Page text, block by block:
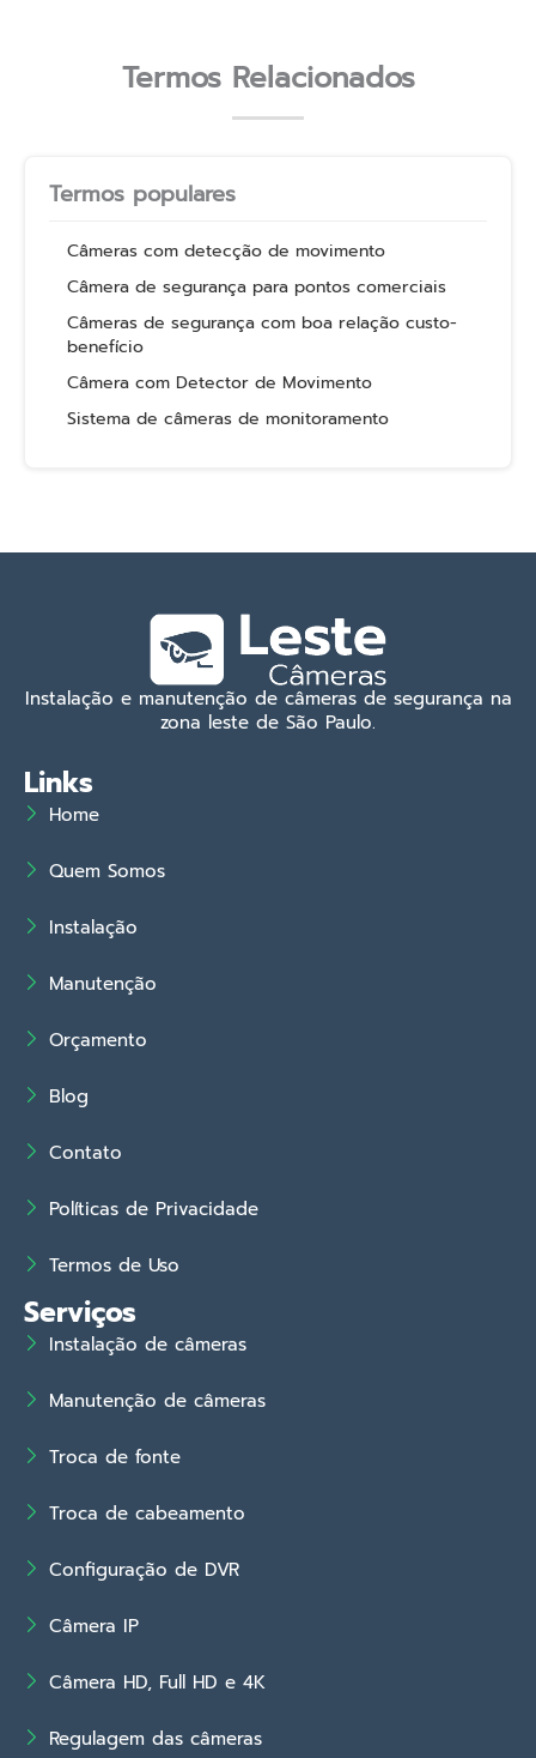
Termos Relacionados
Termos populares
Câmeras com detecção de movimento
Câmera de segurança para pontos comerciais
Câmeras de segurança com boa relação custo-
benefício
Câmera com Detector de Movimento
Sistema de câmeras de monitoramento
Instalação e manutenção de câmeras de segurança na
zona leste de São Paulo.
Links
Home
Quem Somos
Instalação
Manutenção
Orçamento
Blog
Contato
Políticas de Privacidade
Termos de Uso
Serviços
Instalação de câmeras
Manutenção de câmeras
Troca de fonte
Troca de cabeamento
Configuração de DVR
Câmera IP
Câmera HD, Full HD e 4K
Regulagem das câmeras